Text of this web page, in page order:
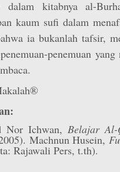
dalam kitabnya al-
kaum sufi dalam
ia bukanlah tafsir,
penemuan
Nor Ichwan, Belajar Al-
Machnun Husein,
Rajawali Pers, t.th).